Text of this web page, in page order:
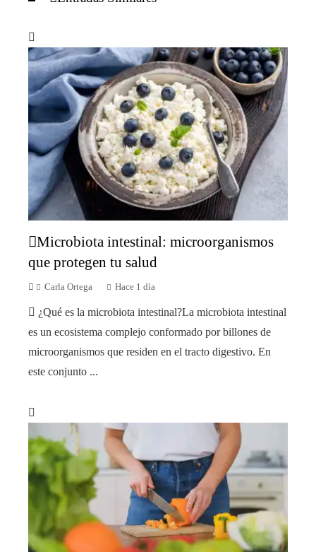
Microbiota intestinal: microorganismos
que protegen tu salud
Carla Ortega Hace 1 día
¿Qué es la microbiota intestinal?La microbiota intestinal
es un ecosistema complejo conformado por billones de
microorganismos que residen en el tracto digestivo. En
este conjunto ...